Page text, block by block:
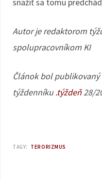
Autor je redaktorom
spolupracovníkom KI
Článok bol publikovaný
týždenníku.týždeň28/
TAGY: TERORIZMUS